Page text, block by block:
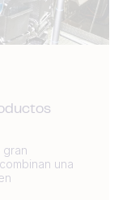
una